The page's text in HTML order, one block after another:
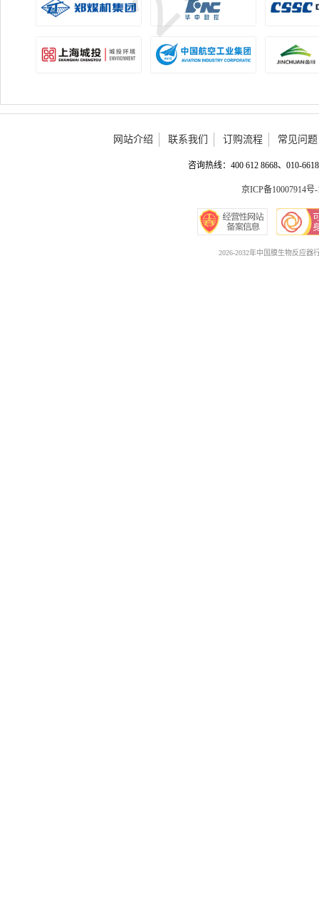
网站介绍 联系我们 订购流程 常见问题
咨询热线：400 612 8668、010-
京ICP备10007914号-
2026-2032年中国膜生物反应器